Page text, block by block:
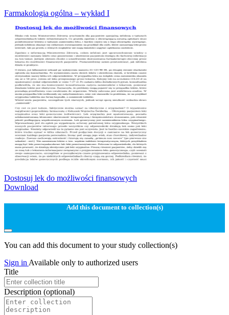
Farmakologia ogólna – wykład I
Dostosuj lek do możliwości finansowych
Download
Add this document to collection(s)
You can add this document to your study collection(s)
Sign in Available only to authorized users
Title
Description (optional)